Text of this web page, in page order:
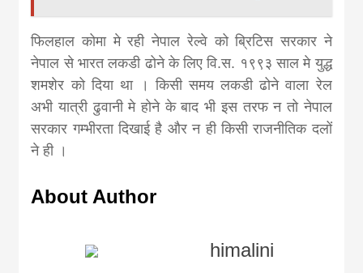
फिलहाल कोमा मे रही नेपाल रेल्वे को ब्रिटिस सरकार ने
नेपाल से भारत लकडी ढोने के लिए वि.स. १९९३ साल मे युद्ध
शमशेर को दिया था । किसी समय लकडी ढोने वाला रेल
अभी यात्री ढुवानी मे होने के बाद भी इस तरफ न तो नेपाल
सरकार गम्भीरता दिखाई है और न ही किसी राजनीतिक दलों
ने ही ।
About Author
himalini